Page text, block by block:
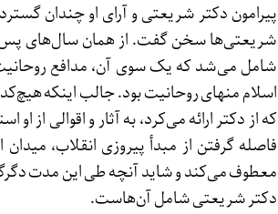
پیرامون دکتر شریعتی و آرای او چندان
شریعتی‌ها سخن گفت. از همان سال‌های پس
شامل می‌شد که یک سوی آن، مدافع
اسلام منهای روحانیت بود. جالب اینکه
که از دکتر ارائه می‌کرد، به آثار و اقوالی از
فاصله گرفتن از مبدأ پیروزی انقلاب،
معطوف می‌کند و شاید آنچه طی این مدت
دکتر شریعتی شامل آن‌هاست.